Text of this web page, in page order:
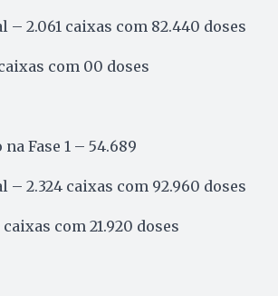
– 2.061 caixas com 82.440 doses
com 00 doses
Fase 1 – 54.689
– 2.324 caixas com 92.960 doses
com 21.920 doses